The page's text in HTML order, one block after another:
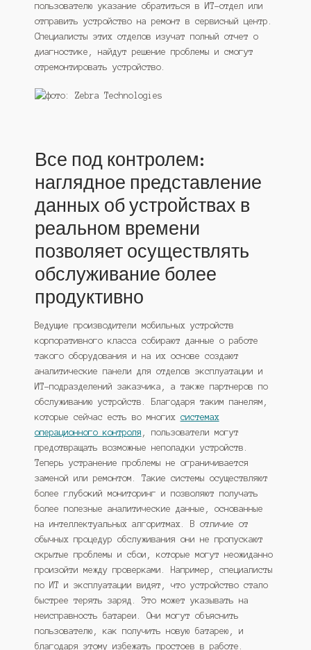
пользователю указание обратиться в ИТ-отдел или
отправить устройство на ремонт в сервисный центр.
Специалисты этих отделов изучат полный отчет о
диагностике, найдут решение проблемы и смогут
отремонтировать устройство.
Все под контролем:
наглядное представление
данных об устройствах в
реальном времени
позволяет осуществлять
обслуживание более
продуктивно
Ведущие производители мобильных устройств
корпоративного класса собирают данные о работе
такого оборудования и на их основе создают
аналитические панели для отделов эксплуатации и
ИТ-подразделений заказчика, а также партнеров по
обслуживанию устройств. Благодаря таким панелям,
которые сейчас есть во многих системах
операционного контроля , пользователи могут
предотвращать возможные неполадки устройств.
Теперь устранение проблемы не ограничивается
заменой или ремонтом. Такие системы осуществляют
более глубокий мониторинг и позволяют получать
более полезные аналитические данные, основанные
на интеллектуальных алгоритмах. В отличие от
обычных процедур обслуживания они не пропускают
скрытые проблемы и сбои, которые могут неожиданно
произойти между проверками. Например, специалисты
по ИТ и эксплуатации видят, что устройство стало
быстрее терять заряд. Это может указывать на
неисправность батареи. Они могут объяснить
пользователю, как получить новую батарею, и
благодаря этому избежать простоев в работе.